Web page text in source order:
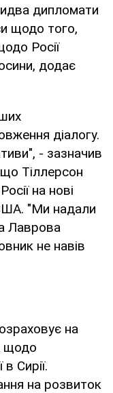
дипломати
щодо того,
Росії
додає
діалогу.
- зазначив
що Тіллерсон
на нові
"Ми надали
Лаврова
не навів
на
щодо
Сирії.
на розвиток